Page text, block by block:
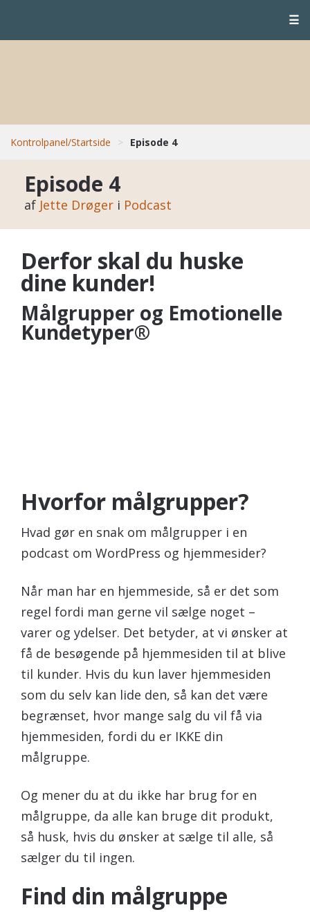
☰
Kontrolpanel/Startside > Episode 4
Episode 4
af Jette Drøger i Podcast
Derfor skal du huske
dine kunder!
Målgrupper og Emotionelle
Kundetyper®
Hvorfor målgrupper?
Hvad gør en snak om målgrupper i en
podcast om WordPress og hjemmesider?
Når man har en hjemmeside, så er det som
regel fordi man gerne vil sælge noget –
varer og ydelser. Det betyder, at vi ønsker at
få de besøgende på hjemmesiden til at blive
til kunder. Hvis du kun laver hjemmesiden
som du selv kan lide den, så kan det være
begrænset, hvor mange salg du vil få via
hjemmesiden, fordi du er IKKE din
målgruppe.
Og mener du at du ikke har brug for en
målgruppe, da alle kan bruge dit produkt,
så husk, hvis du ønsker at sælge til alle, så
sælger du til ingen.
Find din målgruppe